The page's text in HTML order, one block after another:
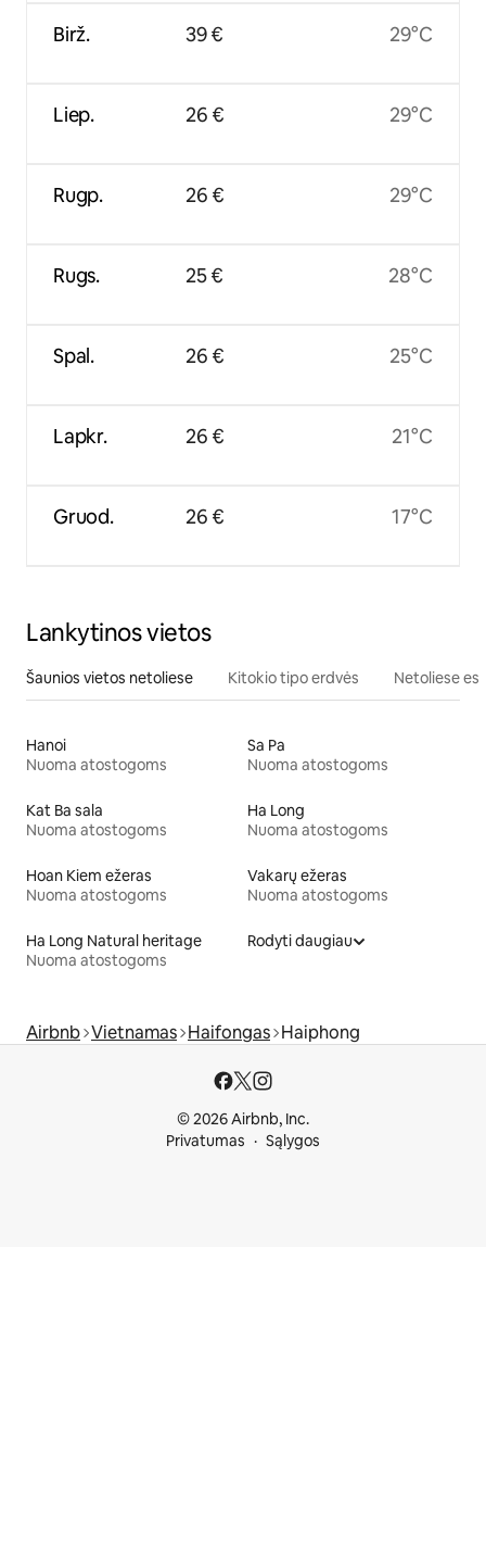
Birž.
Liep.
Rugp.
Rugs.
Spal.
Lapkr.
Gruod.
39 €
26 €
26 €
25 €
26 €
26 €
26 €
29°C
29°C
29°C
28°C
25°C
21°C
17°C
Lankytinos vietos
Šaunios vietos netoliese Kitokio tipo erdvės Netoliese
Hanoi
Nuoma atostogoms
Sa Pa
Nuoma atostogoms
Kat Ba sala
Nuoma atostogoms
Ha Long
Nuoma atostogoms
Hoan Kiem ežeras
Nuoma atostogoms
Vakarų ežeras
Nuoma atostogoms
Ha Long Natural heritage
Nuoma atostogoms
Rodyti daugiau
Airbnb Vietnamas Haifongas Haiphong
© 2026 Airbnb, Inc.
Privatumas
Sąlygos